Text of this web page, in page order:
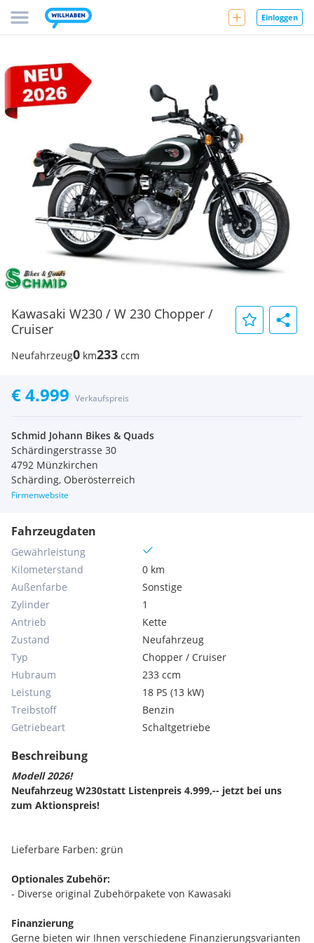
Einloggen
Kawasaki W230 / W 230 Chopper /
Cruiser
Neufahrzeug0 km233 ccm
€ 4.999 Verkaufspreis
Schmid Johann Bikes & Quads
Schärdingerstrasse 30
4792 Münzkirchen
Schärding, Oberösterreich
Firmenwebsite
Fahrzeugdaten
Gewährleistung
Kilometerstand
0 km
Außenfarbe
Sonstige
Zylinder
1
Antrieb
Kette
Zustand
Neufahrzeug
Typ
Chopper / Cruiser
Hubraum
233 ccm
Leistung
18 PS (13 kW)
Treibstoff
Benzin
Getriebeart
Schaltgetriebe
Beschreibung
Modell 2026!
Neufahrzeug W230statt Listenpreis 4.999,-- jetzt bei uns
zum Aktionspreis!
Lieferbare Farben: grün
Optionales Zubehör:
- Diverse original Zubehörpakete von Kawasaki
Finanzierung
Gerne bieten wir Ihnen verschiedene Finanzierungsvarianten